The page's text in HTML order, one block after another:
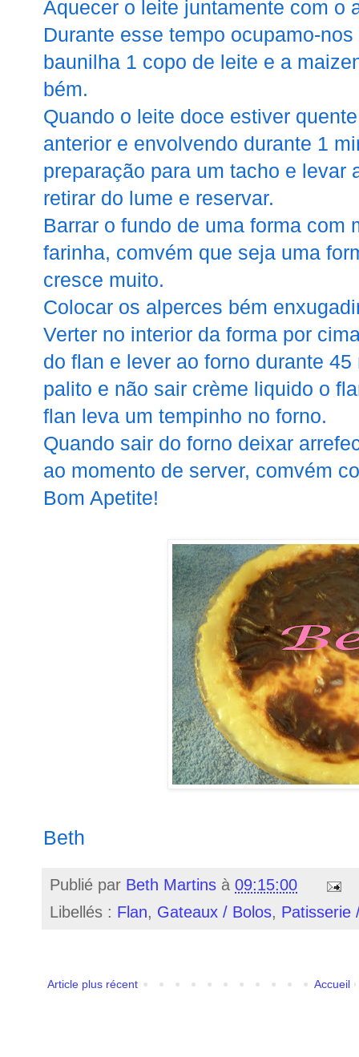
Aquecer o leite juntamente com o
Durante esse tempo ocupamo-
baunilha 1 copo de leite e a
bém.
Quando o leite doce estiver
anterior e envolvendo durante 1
preparação para um tacho e levar
retirar do lume e reservar.
Barrar o fundo de uma forma com
farinha, comvém que seja uma
cresce muito.
Colocar os alperces bém
Verter no interior da forma por
do flan e lever ao forno durante
palito e não sair crème liquido o
flan leva um tempinho no forno.
Quando sair do forno deixar
ao momento de server, comvém
Bom Apetite!
Beth
Publié par Beth Martins à 09:15:00
Libellés : Flan, Gateaux / Bolos, Patisserie
Article plus récent Accueil